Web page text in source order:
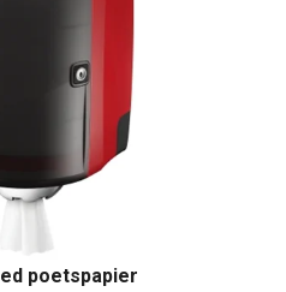
poetspapier